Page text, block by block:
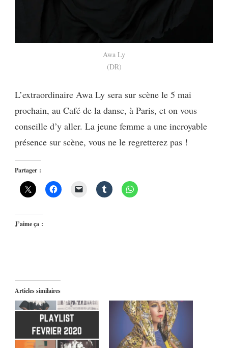
Awa Ly
(DR)
L’extraordinaire Awa Ly sera sur scène le 5 mai
prochain, au Café de la danse, à Paris, et on vous
conseille d’y aller. La jeune femme a une incroyable
présence sur scène, vous ne le regretterez pas !
Partager :
J’aime ça :
Articles similaires